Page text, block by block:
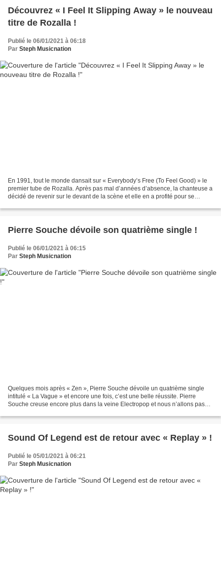
Découvrez « I Feel It Slipping Away » le nouveau
titre de Rozalla !
Publié le 06/01/2021 à 06:18
Par Steph Musicnation
En 1991, tout le monde dansait sur « Everybody’s Free (To Feel Good) » le
premier tube de Rozalla. Après pas mal d’années d’absence, la chanteuse a
décidé de revenir sur le devant de la scène et elle en a profité pour se
Pierre Souche dévoile son quatrième single !
Publié le 06/01/2021 à 06:15
Par Steph Musicnation
Quelques mois après « Zen », Pierre Souche dévoile un quatrième single
intitulé « La Vague » et encore une fois, c’est une belle réussite. Pierre
Souche creuse encore plus dans la veine Electropop et nous n’allons pas
Sound Of Legend est de retour avec « Replay » !
Publié le 05/01/2021 à 06:21
Par Steph Musicnation